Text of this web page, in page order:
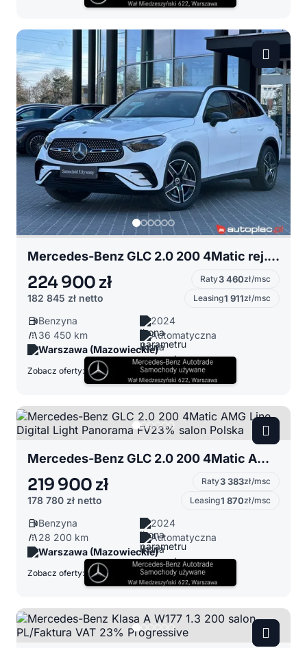
Mercedes-Benz GLC 2.0 200 4Matic rej. 2025 AMG Line HAK FV23% salon Polska el. fotele
224 900 zł
182 845 zł netto
Raty3 460zł/msc
Leasing1 911zł/msc
Benzyna
2024
36 450 km
Automatyczna
Warszawa (Mazowieckie)
Zobacz oferty:
Mercedes-Benz GLC 2.0 200 4Matic AMG Line Digital Light Panorama FV23% salon Polska
219 900 zł
178 780 zł netto
Raty3 383zł/msc
Leasing1 870zł/msc
Benzyna
2024
28 200 km
Automatyczna
Warszawa (Mazowieckie)
Zobacz oferty: